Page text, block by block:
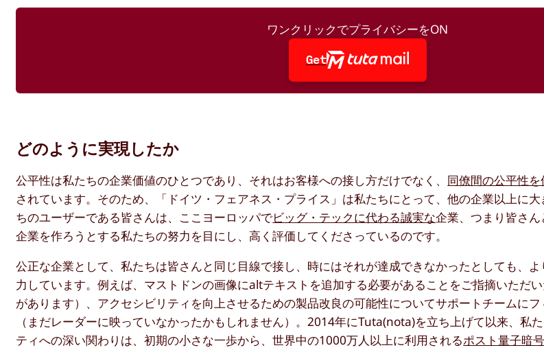
ワンクリックでプライバシーをON
Get
どのように実現したか
公平性は私たちの企業価値のひとつであり、それはお客様への接し方だけでなく、 同僚間の公平性
されています。そのため、「ドイツ・フェアネス・プライス」は私たちにとって、他の企業以上に
ちのユーザーである皆さんは、ここヨーロッパでビッグ・テックに代わる誠実な企業、つまり皆さ
企業を作ろうとする私たちの努力を目にし、高く評価してくださっているのです。
公正な企業として、私たちは皆さんと同じ目線で接し、時にはそれが達成できなかったとしても、
力しています。例えば、マストドンの画像にaltテキストを追加する必要があることをご指摘いただ
があります）、アクセシビリティを向上させるための製品改良の可能性についてサポートチームに
（まだレーダーに映っていなかったかもしれません）。2014年にTuta(nota)を立ち上げて以来、私
ティへの深い関わりは、初期の小さな一歩から、世界中の1000万人以上に利用されるポスト量子暗